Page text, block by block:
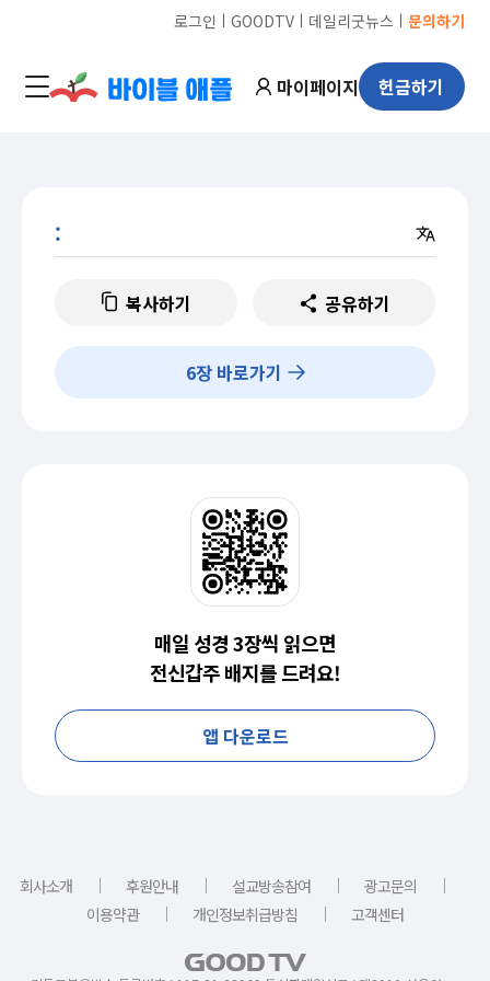
로그인 ㅣ GOODTVㅣ 데일리굿뉴스 ㅣ 문의하기
마이페이지 헌금하기
:
복사하기 공유하기
6장 바로가기
매일 성경 3장씩 읽으면
전신갑주 배지를 드려요!
앱 다운로드
회사소개 ｜ 후원안내 ｜ 설교방송참여 ｜ 광고문의
｜
이용약관
｜ 개인정보취급방침 ｜ 고객센터